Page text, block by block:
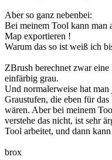
Aber so ganz nebenbei:
Bei meinem Tool kann man
Map exportieren !
Warum das so ist weiß ich
ZBrush berechnet zwar
einfärbig grau.
Und normalerweise hat
Graustufen, die eben für
wären. Aber bei meinem
verstehe das nicht, ist sehr
Tool arbeitet, und dann
brox